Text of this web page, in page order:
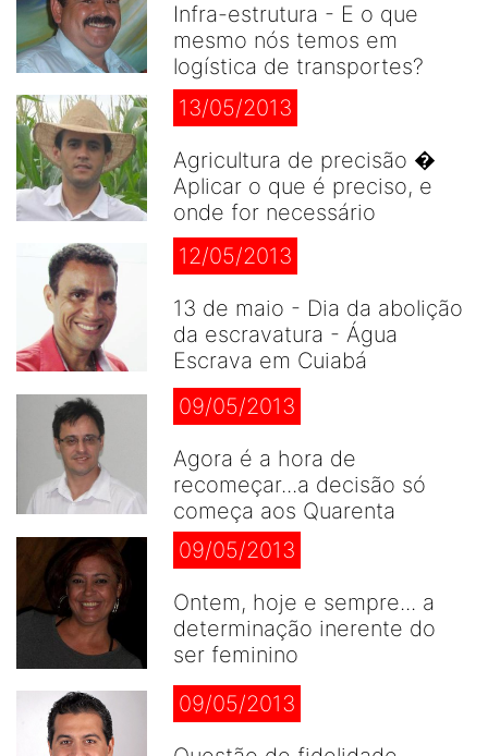
Infra-estrutura - E o que
mesmo nós temos em
logística de transportes?
13/05/2013
Agricultura de precisão �
Aplicar o que é preciso, e
onde for necessário
12/05/2013
13 de maio - Dia da abolição
da escravatura - Água
Escrava em Cuiabá
09/05/2013
Agora é a hora de
recomeçar...a decisão só
começa aos Quarenta
09/05/2013
Ontem, hoje e sempre... a
determinação inerente do
ser feminino
09/05/2013